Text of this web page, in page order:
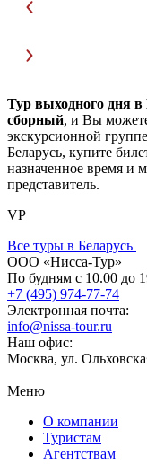
Тур выходного дня в
сборный, и Вы
экскурсионной
Беларусь, купите
назначенное время и
представитель.
VP
Все туры в Беларусь
ООО «Нисса-Тур»
По будням с 10.00 до
+7 (495) 974-77-74
Электронная почта:
info@nissa-tour.ru
Наш офис:
Москва, ул.
Меню
О компании
Туристам
Агентствам